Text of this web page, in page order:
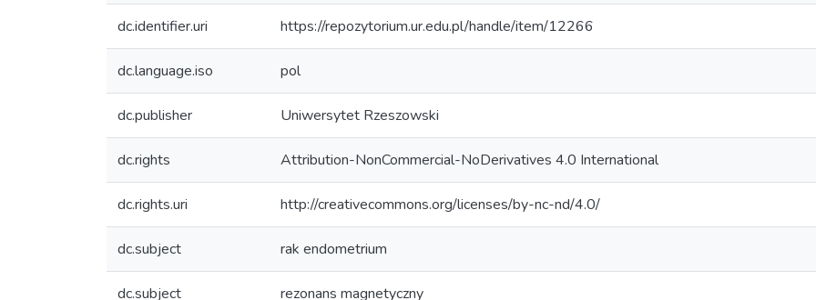
dc.identifier.uri https://repozytorium.ur.edu.pl/handle/item/12266
dc.language.iso pol
dc.publisher Uniwersytet Rzeszowski
dc.rights Attribution-NonCommercial-NoDerivatives 4.0 International
dc.rights.uri http://creativecommons.org/licenses/by-nc-nd/4.0/
dc.subject rak endometrium
dc.subject rezonans magnetyczny